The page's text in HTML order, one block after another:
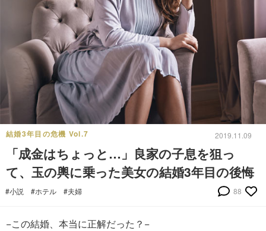
結婚3年目の危機 Vol.7 2019.11.09
「成金はちょっと…」良家の子息を狙っ
て、玉の輿に乗った美女の結婚3年目の後悔
#小説 #ホテル #夫婦 88
−この結婚、本当に正解だった？−